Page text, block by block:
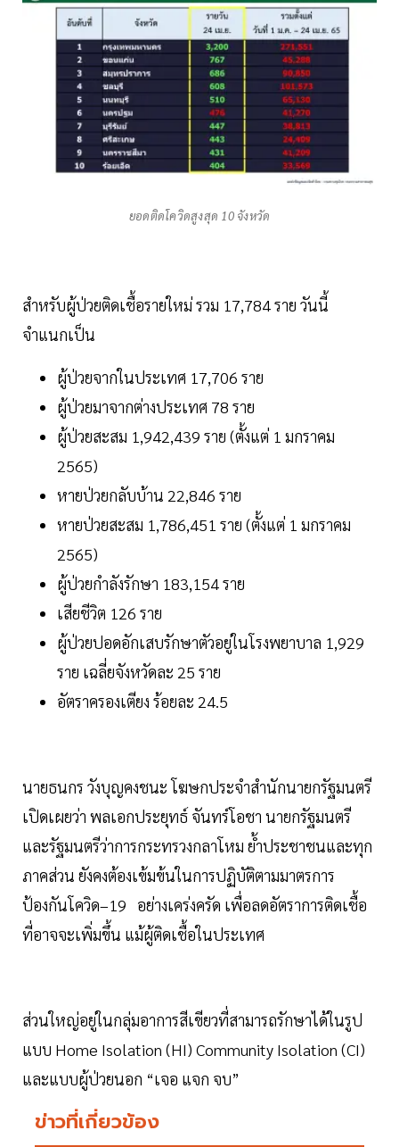
ยอดติดโควิดสูงสุด 10 จังหวัด
สำหรับผู้ป่วยติดเชื้อรายใหม่ รวม 17,784 ราย วันนี้
จำแนกเป็น
ผู้ป่วยจากในประเทศ 17,706 ราย
ผู้ป่วยมาจากต่างประเทศ 78 ราย
ผู้ป่วยสะสม 1,942,439 ราย (ตั้งแต่ 1 มกราคม
2565)
หายป่วยกลับบ้าน 22,846 ราย
หายป่วยสะสม 1,786,451 ราย (ตั้งแต่ 1 มกราคม
2565)
ผู้ป่วยกำลังรักษา 183,154 ราย
เสียชีวิต 126 ราย
ผู้ป่วยปอดอักเสบรักษาตัวอยู่ในโรงพยาบาล 1,929
ราย เฉลี่ยจังหวัดละ 25 ราย
อัตราครองเตียง ร้อยละ 24.5
นายธนกร วังบุญคงชนะ โฆษกประจำสำนักนายกรัฐมนตรี
เปิดเผยว่า พลเอกประยุทธ์ จันทร์โอชา นายกรัฐมนตรี
และรัฐมนตรีว่าการกระทรวงกลาโหม ย้ำประชาชนและทุก
ภาคส่วน ยังคงต้องเข้มข้นในการปฏิบัติตามมาตรการ
ป้องกันโควิด–19 อย่างเคร่งครัด เพื่อลดอัตราการติดเชื้อ
ที่อาจจะเพิ่มขึ้น แม้ผู้ติดเชื้อในประเทศ
ส่วนใหญ่อยู่ในกลุ่มอาการสีเขียวที่สามารถรักษาได้ในรูป
แบบ Home Isolation (HI) Community Isolation (CI)
และแบบผู้ป่วยนอก “เจอ แจก จบ”
ข่าวที่เกี่ยวข้อง